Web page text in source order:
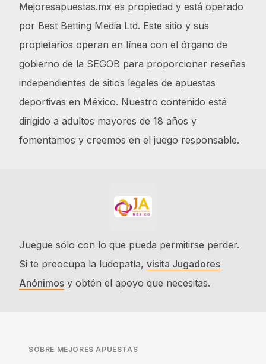
Mejoresapuestas.mx es propiedad y está operado
por Best Betting Media Ltd. Este sitio y sus
propietarios operan en línea con el órgano de
gobierno de la SEGOB para proporcionar reseñas
independientes de sitios legales de apuestas
deportivas en México. Nuestro contenido está
dirigido a adultos mayores de 18 años y
fomentamos y creemos en el juego responsable.
Juegue sólo con lo que pueda permitirse perder.
Si te preocupa la ludopatía, visita Jugadores
Anónimos y obtén el apoyo que necesitas.
SOBRE MEJORES APUESTAS